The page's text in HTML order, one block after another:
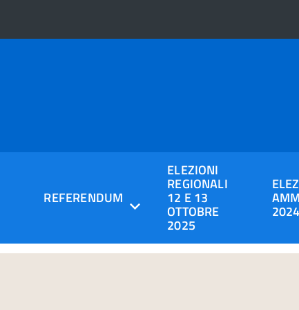
REFERENDUM
ELEZIONI
REGIONALI
12 E 13
OTTOBRE
2025
2024